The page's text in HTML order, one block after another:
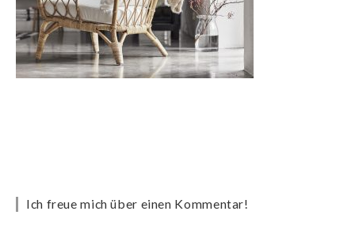
Ich freue mich über einen Kommentar!